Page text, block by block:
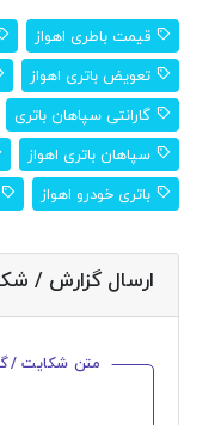
قیمت باطری اهواز
تعویض باتری اهواز
گارانتی سپاهان باتری
سپاهان باتری اهواز
باتری خودرو اهواز
ارسال گزارش /
متن شکایت /